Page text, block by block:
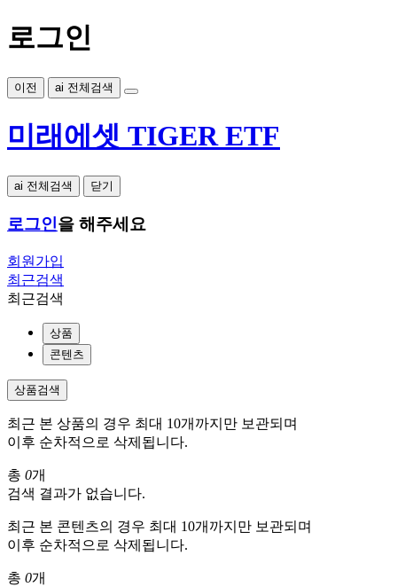
로그인
이전 ai 전체검색
미래에셋 TIGER ETF
ai 전체검색 닫기
로그인을 해주세요
회원가입
최근검색
최근검색
상품
콘텐츠
상품검색
최근 본 상품의 경우 최대 10개까지만 보관되며
이후 순차적으로 삭제됩니다.
총 0개
검색 결과가 없습니다.
최근 본 콘텐츠의 경우 최대 10개까지만 보관되며
이후 순차적으로 삭제됩니다.
총 0개